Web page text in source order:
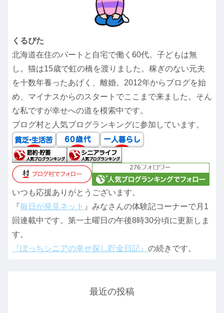
くるぴた
北海道在住のパートと自宅で働く60代。子どもは無
し。猫は15歳で虹の橋を渡りました。稼ぎのない元夫
を十数年養ったあげく、離婚。2012年からブログを始
め、マイナスからのスタートでここまで来ました。そん
な私ですが幸せへの道を模索中です。
ブログ村と人気ブログランキングに参加しています。
いつも応援ありがとうございます。
『毎日が発見ネット 』みなさんの体験記コーナーで月1
回連載中です。第一土曜日の午後8時30分頃に更新しま
す。
『ぼっちシニアの幸せ探し貯金日記』 の続きです。
最近の投稿